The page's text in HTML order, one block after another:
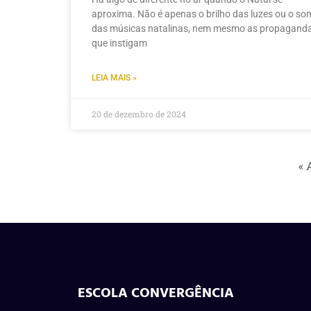
aproxima. Não é apenas o brilho das luzes ou o
das músicas natalinas, nem mesmo as
que instigam
LEIA MAIS »
20 de dezembro de 2024
«
ESCOLA CONVERGÊNCIA